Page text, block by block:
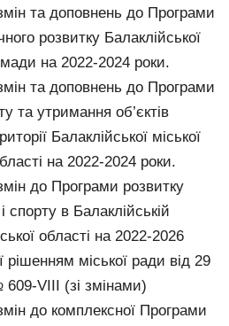
та доповнень до Програми
розвитку Балаклійської
на 2022-2024 роки.
та доповнень до Програми
та утримання об’єктів
Балаклійської міської
на 2022-2024 роки.
до Програми розвитку
спорту в Балаклійській
області на 2022-2026
рішенням міської ради від 29
VІІI (зі змінами)
до комплексної Програми